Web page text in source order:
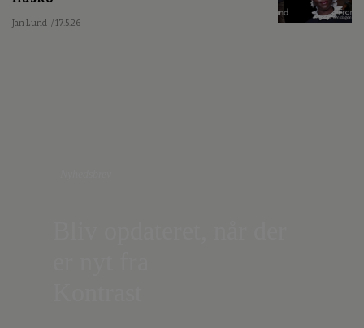
Jan Lund / 17.5.26